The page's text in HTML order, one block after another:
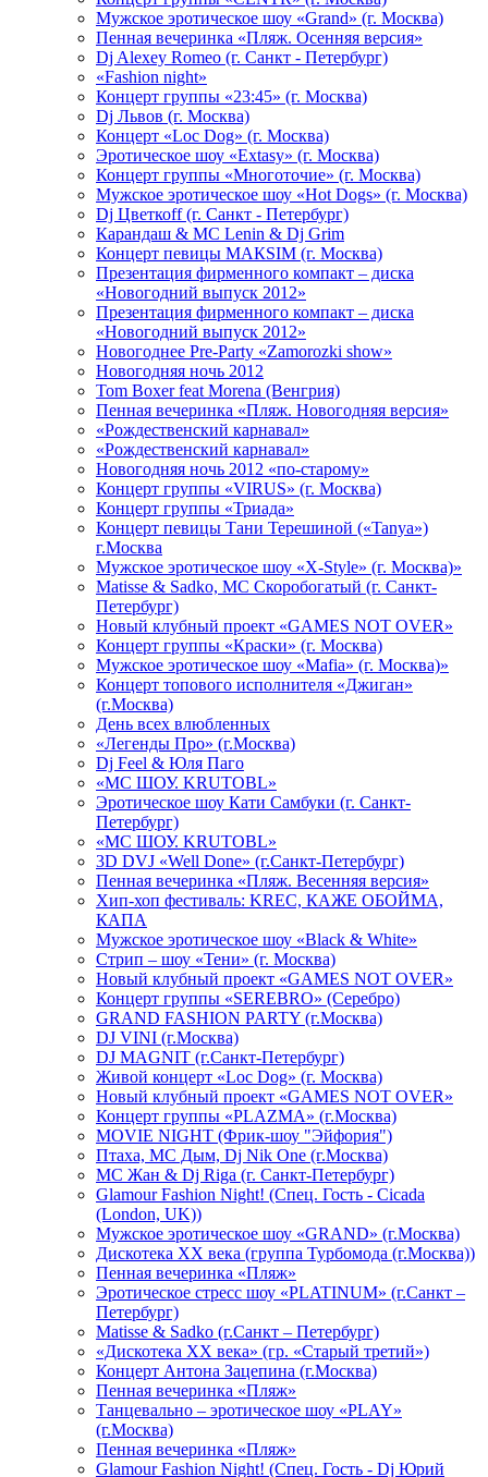
Мужское эротическое шоу «Grand» (г. Москва)
Пенная вечеринка «Пляж. Осенняя версия»
Dj Alexey Romeo (г. Санкт - Петербург)
«Fashion night»
Концерт группы «23:45» (г. Москва)
Dj Львов (г. Москва)
Концерт «Loc Dog» (г. Москва)
Эротическое шоу «Extasy» (г. Москва)
Концерт группы «Многоточие» (г. Москва)
Мужское эротическое шоу «Hot Dogs» (г. Москва)
Dj Цветкоff (г. Санкт - Петербург)
Карандаш & МС Lenin & Dj Grim
Концерт певицы МАКSIМ (г. Москва)
Презентация фирменного компакт – диска
«Новогодний выпуск 2012»
Презентация фирменного компакт – диска
«Новогодний выпуск 2012»
Новогоднее Pre-Party «Zamorozki show»
Новогодняя ночь 2012
Tom Boxer feat Morena (Венгрия)
Пенная вечеринка «Пляж. Новогодняя версия»
«Рождественский карнавал»
«Рождественский карнавал»
Новогодняя ночь 2012 «по-старому»
Концерт группы «VIRUS» (г. Москва)
Концерт группы «Триада»
Концерт певицы Тани Терешиной («Tanya»)
г.Москва
Мужское эротическое шоу «X-Style» (г. Москва)»
Matissе & Sadko, MC Скоробогатый (г. Санкт-
Петербург)
Новый клубный проект «GAMES NOT OVER»
Концерт группы «Краски» (г. Москва)
Мужское эротическое шоу «Mafia» (г. Москва)»
Концерт топового исполнителя «Джиган»
(г.Москва)
День всех влюбленных
«Легенды Про» (г.Москва)
Dj Feel & Юля Паго
«МС ШОУ. KRUTOBL»
Эротическое шоу Кати Самбуки (г. Санкт-
Петербург)
«МС ШОУ. KRUTOBL»
3D DVJ «Well Done» (г.Санкт-Петербург)
Пенная вечеринка «Пляж. Весенняя версия»
Хип-хоп фестиваль: KREC, КАЖЕ ОБОЙМА,
КАПА
Мужское эротическое шоу «Black & White»
Стрип – шоу «Тени» (г. Москва)
Новый клубный проект «GAMES NOT OVER»
Концерт группы «SEREBRO» (Серебро)
GRAND FASHION PARTY (г.Москва)
DJ VINI (г.Москва)
DJ MAGNIT (г.Санкт-Петербург)
Живой концерт «Loc Dog» (г. Москва)
Новый клубный проект «GAMES NOT OVER»
Концерт группы «PLAZMA» (г.Москва)
MOVIE NIGHT (Фрик-шоу "Эйфория")
Птаха, МС Дым, Dj Nik One (г.Москва)
МС Жан & Dj Riga (г. Санкт-Петербург)
Glamour Fashion Night! (Спец. Гость - Cicada
(London, UK))
Мужское эротическое шоу «GRAND» (г.Москва)
Дискотека XX века (группа Турбомода (г.Москва))
Пенная вечеринка «Пляж»
Эротическое стресс шоу «PLATINUM» (г.Санкт –
Петербург)
Matisse & Sadko (г.Санкт – Петербург)
«Дискотека ХХ века» (гр. «Старый третий»)
Концерт Антона Зацепина (г.Москва)
Пенная вечеринка «Пляж»
Танцевально – эротическое шоу «PLAY»
(г.Москва)
Пенная вечеринка «Пляж»
Glamour Fashion Night! (Спец. Гость - Dj Юрий